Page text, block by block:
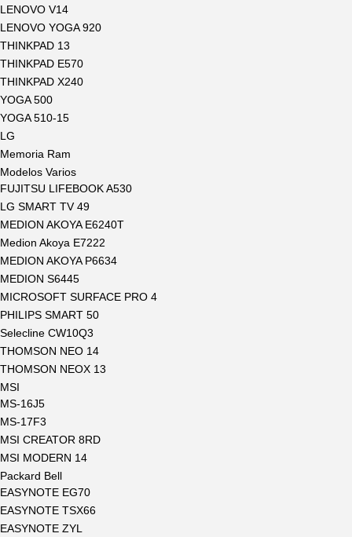
LENOVO V14
LENOVO YOGA 920
THINKPAD 13
THINKPAD E570
THINKPAD X240
YOGA 500
YOGA 510-15
LG
Memoria Ram
Modelos Varios
FUJITSU LIFEBOOK A530
LG SMART TV 49
MEDION AKOYA E6240T
Medion Akoya E7222
MEDION AKOYA P6634
MEDION S6445
MICROSOFT SURFACE PRO 4
PHILIPS SMART 50
Selecline CW10Q3
THOMSON NEO 14
THOMSON NEOX 13
MSI
MS-16J5
MS-17F3
MSI CREATOR 8RD
MSI MODERN 14
Packard Bell
EASYNOTE EG70
EASYNOTE TSX66
EASYNOTE ZYL